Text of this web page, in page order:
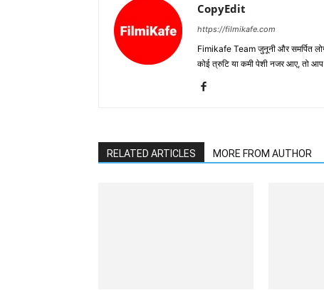
CopyEdit
https://filmikafe.com
Fimikafe Team जुनूनी और समर्पित
कोई त्रुटि या कमी पेशी नजर आए, तो
RELATED ARTICLES MORE FROM AUTHOR